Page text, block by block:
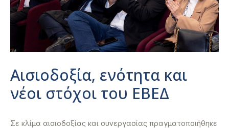
Αισιοδοξία, ενότητα και
νέοι στόχοι του ΕΒΕΔ
Σε κλίμα αισιοδοξίας και συνεργασίας πραγματοποιήθηκε